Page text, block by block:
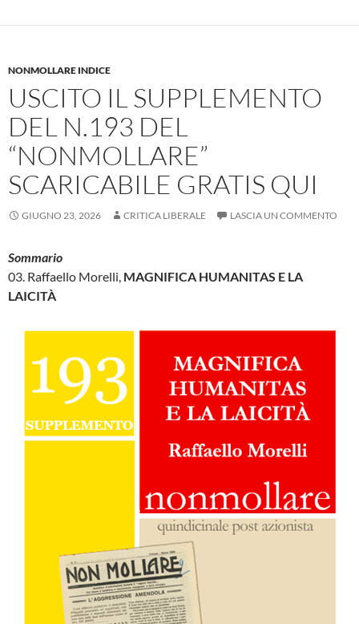
NONMOLLARE INDICE
USCITO IL SUPPLEMENTO
DEL N.193 DEL
“NONMOLLARE”
SCARICABILE GRATIS QUI
GIUGNO 23, 2026 CRITICA LIBERALE LASCIA UN COMMENTO
Sommario
03. Raffaello Morelli, MAGNIFICA HUMANITAS E LA
LAICITÀ